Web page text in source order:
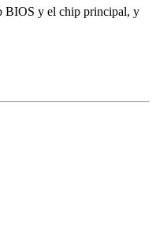
BIOS y el chip principal, y